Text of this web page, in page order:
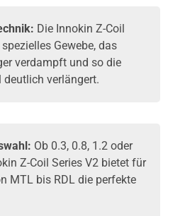
Die Innokin Z-Coil
Gewebe, das
verdampft und so die
deutlich verlängert.
Ob 0.3, 0.8, 1.2 oder
Z-Coil Series V2 bietet für
MTL bis RDL die perfekte